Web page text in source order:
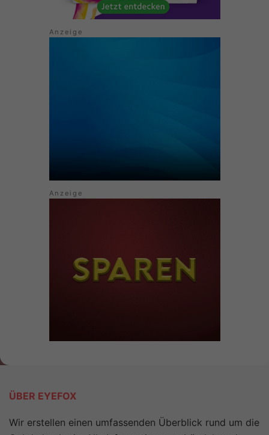
ÜBER EYEFOX
Wir erstellen einen umfassenden Überblick rund um die